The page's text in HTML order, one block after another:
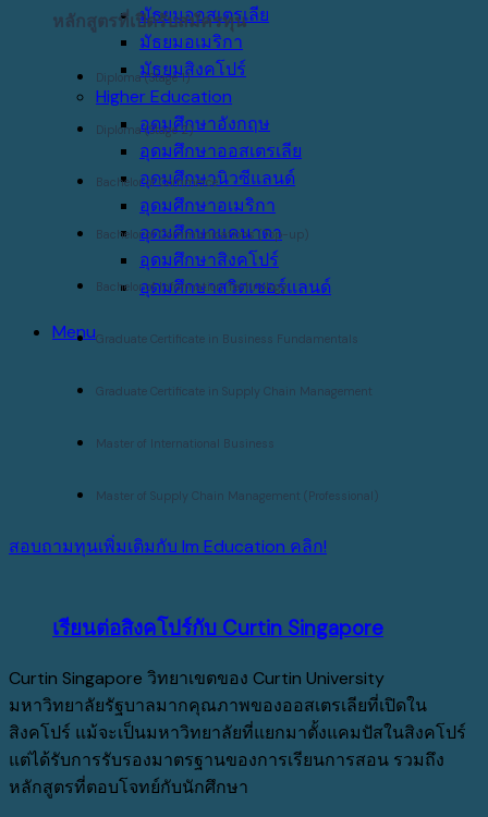
มัธยมออสเตรเลีย
มัธยมอเมริกา
มัธยมสิงคโปร์
Higher Education
อุดมศึกษาอังกฤษ
อุดมศึกษาออสเตรเลีย
อุดมศึกษานิวซีแลนด์
อุดมศึกษาอเมริกา
อุดมศึกษาแคนาดา
อุดมศึกษาสิงคโปร์
อุดมศึกษาสวิตเซอร์แลนด์
Menu
หลักสูตรที่เปิดรับสมัครทุน
Diploma (Stage 1)
Diploma (Stage 2)
Bachelor of Commerce
Bachelor of Communications (Top-up)
Bachelor of Information Technology
Graduate Certificate in Business Fundamentals
Graduate Certificate in Supply Chain Management
Master of International Business
Master of Supply Chain Management (Professional)
สอบถามทุนเพิ่มเติมกับ Im Education คลิก!
เรียนต่อสิงคโปร์กับ Curtin Singapore
Curtin Singapore วิทยาเขตของ Curtin University
มหาวิทยาลัยรัฐบาลมากคุณภาพของออสเตรเลียที่เปิดใน
สิงคโปร์ แม้จะเป็นมหาวิทยาลัยที่แยกมาตั้งแคมปัสในสิงคโปร์
แต่ได้รับการรับรองมาตรฐานของการเรียนการสอน รวมถึง
หลักสูตรที่ตอบโจทย์กับนักศึกษา